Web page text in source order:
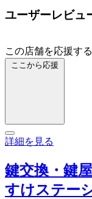
ユーザーレビュ
この店舗を応援する
ここから応援
詳細を見る
鍵交換・鍵
すけステー